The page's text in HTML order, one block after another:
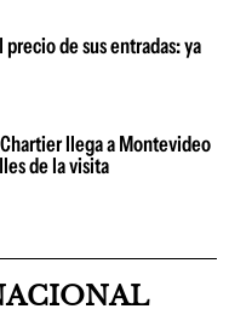
precio de sus entradas: ya
llega a Montevideo
de la visita